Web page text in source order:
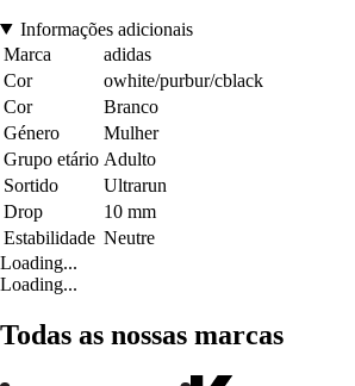
Informações adicionais
Marca
adidas
Cor
owhite/purbur/cblack
Cor
Branco
Género
Mulher
Grupo etário Adulto
Sortido
Ultrarun
Drop
10 mm
Estabilidade Neutre
Loading...
Loading...
Todas as nossas marcas